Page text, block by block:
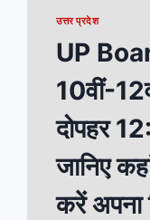
उत्तर प्रदेश
UP
10वीं-
दोपहर
जानिए
करें अपना